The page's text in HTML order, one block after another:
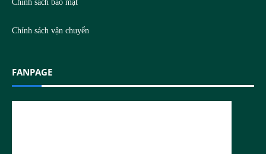
Chính sách bảo mật
Chính sách vận chuyển
FANPAGE